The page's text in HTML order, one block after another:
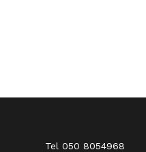
Tel 050 8054968